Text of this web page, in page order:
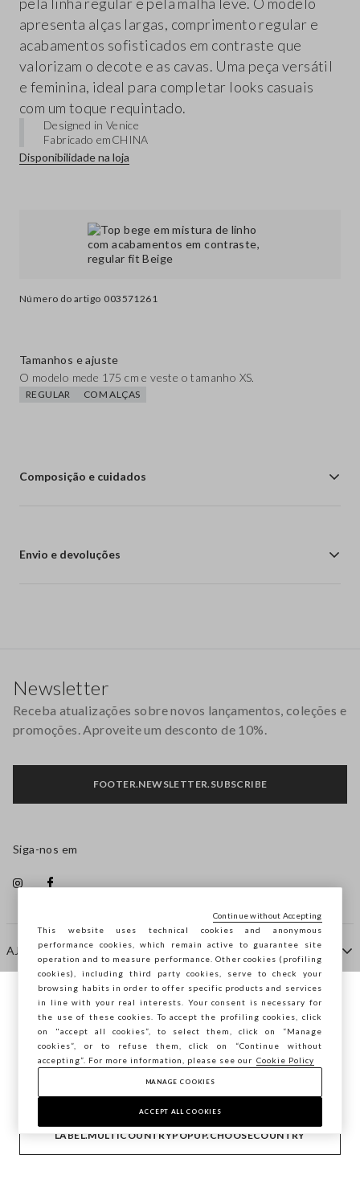
Número do artigo 003571261
apresenta alças largas, comprimento regular e
acabamentos sofisticados em contraste que
valorizam o decote e as cavas. Uma peça versátil
e feminina, ideal para completar looks casuais
com um toque requintado.
Designed in Venice
Fabricado emCHINA
Disponibilidade na loja
Tamanhos e ajuste
O modelo mede 175 cm e veste o tamanho XS.
REGULAR COM ALÇAS
Composição e cuidados
Envio e devoluções
AJUDA
EMPRESA
CONTACTE-NOS
Newsletter
Receba atualizações sobre novos lançamentos, coleções e
promoções. Aproveite um desconto de 10%.
FOOTER.NEWSLETTER.SUBSCRIBE
Siga-nos em
Copyright © Ovs S.p.A. -
Está a navegar na STEFANEL Portugal,
deseja guardar a sua localização?
CONFIRMAR
LABEL.MULTICOUNTRYPOPUP.CHOOSECOUNTRY
footer.item.country Portugal
This website uses technical cookies and anonymous
performance cookies, which remain active to guarantee site
operation and to measure performance. Other cookies (profiling
cookies), including third party cookies, serve to check your
browsing habits in order to offer specific products and services
in line with your real interests. Your consent is necessary for
the use of these cookies. To accept the profiling cookies, click
on "accept all cookies”, to select them, click on “Manage
cookies”, or to refuse them, click on “Continue without
accepting”. For more information, please see our Cookie Policy
MANAGE COOKIES
ACCEPT ALL COOKIES
Continue without Accepting